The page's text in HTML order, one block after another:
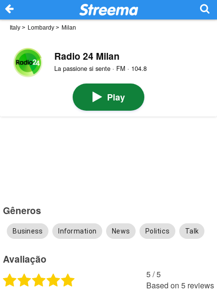
Italy > Lombardy > Milan
Radio 24 Milan
La passione si sente · FM · 104.8
Play
Gêneros
Business Information News Politics Talk
Avaliação
5 /5
Based on 5 reviews